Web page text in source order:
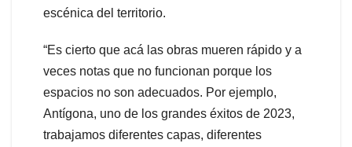
escénica del territorio.
“Es cierto que acá las obras mueren rápido y a
veces notas que no funcionan porque los
espacios no son adecuados. Por ejemplo,
Antígona, uno de los grandes éxitos de 2023,
trabajamos diferentes capas, diferentes